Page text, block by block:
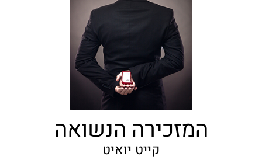
המזכירה הנשואה
קייט יואיט